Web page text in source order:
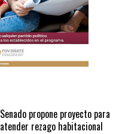
Senado propone proyecto para
atender rezago habitacional